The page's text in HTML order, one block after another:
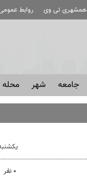
همشهری تی وی روابط
جامعه شهر محله
یکشنبه ۲۵ اسفند ۱۳۹۲ -
۰ نفر